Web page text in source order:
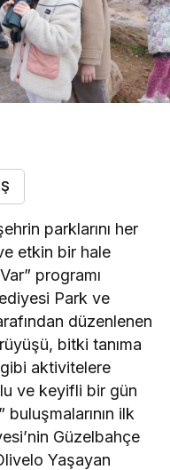
parklarını her
etkin bir hale
programı
Park ve
düzenlenen
bitki tanıma
aktivitelere
ve keyifli bir gün
ilk
Güzelbahçe
Yaşayan